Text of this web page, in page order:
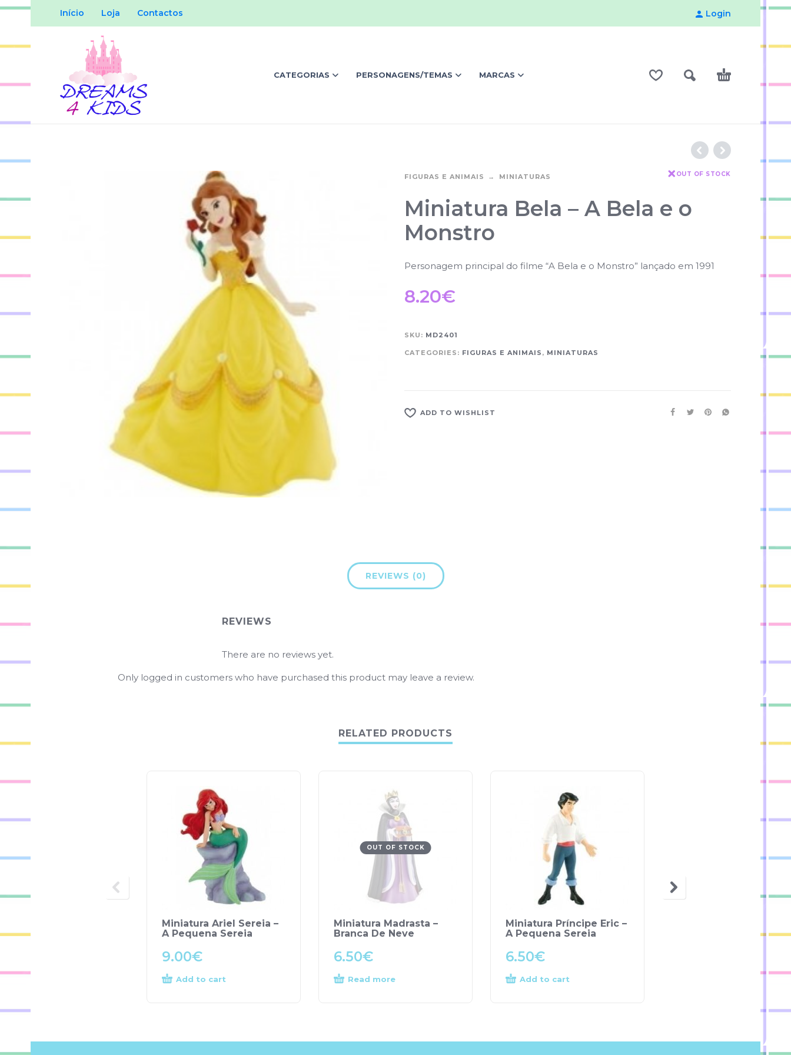
Início Loja Contactos Login
CATEGORIAS PERSONAGENS/TEMAS MARCAS
FIGURAS E ANIMAIS MINIATURAS OUT OF STOCK
Miniatura Bela – A Bela e o
Monstro
Personagem principal do filme “A Bela e o Monstro” lançado em 1991
8.20€
SKU: MD2401
CATEGORIES: FIGURAS E ANIMAIS , MINIATURAS
ADD TO WISHLIST
REVIEWS (0)
REVIEWS
There are no reviews yet.
Only logged in customers who have purchased this product may leave a review.
RELATED PRODUCTS
Miniatura Ariel Sereia –
A Pequena Sereia
9.00€
Add to cart
OUT OF STOCK
Miniatura Madrasta –
Branca De Neve
6.50€
Read more
Miniatura Príncipe Eric –
A Pequena Sereia
6.50€
Add to cart